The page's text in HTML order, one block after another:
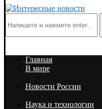
Главная
В мире
Новости России
Наука и технологии